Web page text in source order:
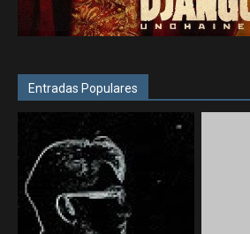
Entradas Populares